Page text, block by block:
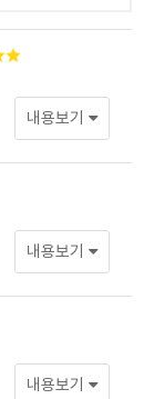
내용보기
내용보기
내용보기